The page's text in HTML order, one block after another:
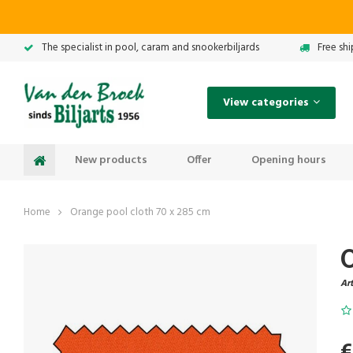
The specialist in pool, caram and snookerbiljards Free
View categories
New products Offer Opening hours
Home Orange pool cloth 70 x 285 cm